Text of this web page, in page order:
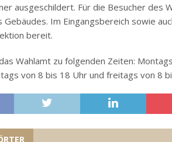
ausgeschildert. Für die Besucher des
Im Eingangsbereich sowie
bereit.
Wahlamt zu folgenden Zeiten:
von 8 bis 18 Uhr und freitags von 8